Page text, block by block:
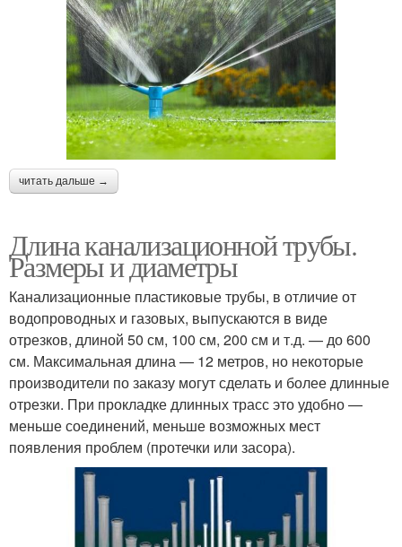
читать дальше →
Длина канализационной трубы.
Размеры и диаметры
Канализационные пластиковые трубы, в отличие от
водопроводных и газовых, выпускаются в виде
отрезков, длиной 50 см, 100 см, 200 см и т.д. — до 600
см. Максимальная длина — 12 метров, но некоторые
производители по заказу могут сделать и более длинные
отрезки. При прокладке длинных трасс это удобно —
меньше соединений, меньше возможных мест
появления проблем (протечки или засора).